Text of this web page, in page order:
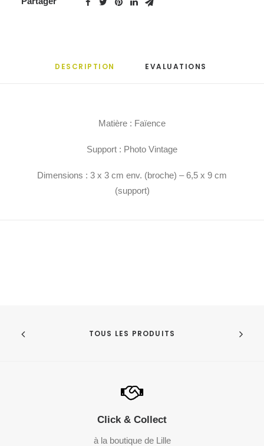
DESCRIPTION EVALUATIONS
Matière : Faïence
Support : Photo Vintage
Dimensions : 3 x 3 cm env. (broche) – 6,5 x 9 cm
(support)
TOUS LES PRODUITS
Click & Collect
à la boutique de Lille